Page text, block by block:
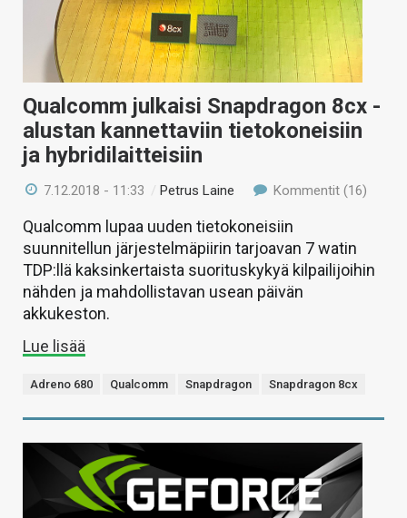
Qualcomm julkaisi Snapdragon 8cx -
alustan kannettaviin tietokoneisiin
ja hybridilaitteisiin
7.12.2018 - 11:33 / Petrus Laine Kommentit (16)
Qualcomm lupaa uuden tietokoneisiin
suunnitellun järjestelmäpiirin tarjoavan 7 watin
TDP:llä kaksinkertaista suorituskykyä kilpailijoihin
nähden ja mahdollistavan usean päivän
akkukeston.
Lue lisää
Adreno 680 Qualcomm Snapdragon Snapdragon 8cx